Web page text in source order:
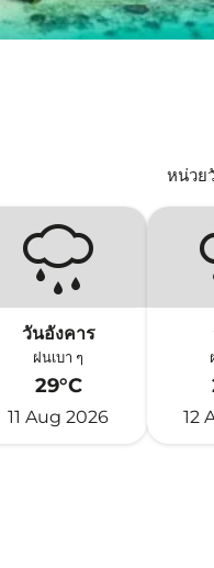
หน่วย
วันอังคาร
ฝนเบา ๆ
29°C
11 Aug 2026 12